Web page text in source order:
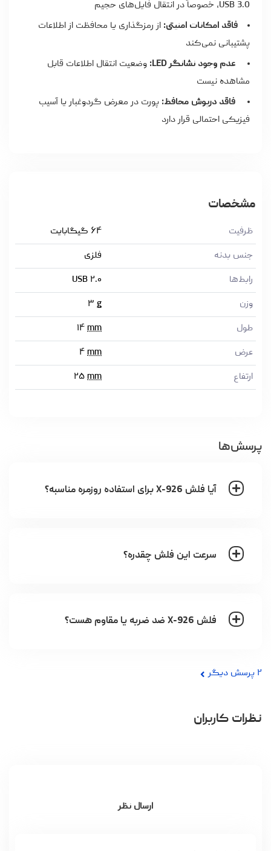
USB 3.0، خصوصاً در انتقال فایل‌های حجیم
فاقد امکانات امنیتی: از رمزگذاری یا محافظت از اطلاعات
پشتیبانی نمی‌کند
عدم وجود نشانگر LED:
وضعیت انتقال اطلاعات قابل
مشاهده نیست
فاقد درپوش محافظ: پورت در معرض گردوغبار یا آسیب
فیزیکی احتمالی قرار دارد
مشخصات
ظرفیت
۶۴ گیگابایت
جنس بدنه
فلزی
رابط‌ها
USB ۲.۰
وزن
۳ g
طول
۱۴ mm
عرض
۴ mm
ارتفاع
۲۵ mm
پرسش‌ها
آیا فلش X-926 برای استفاده روزمره مناسبه؟
سرعت این فلش چقدره؟
فلش X-926 ضد ضربه یا مقاوم هست؟
۲ پرسش دیگر
نظرات کاربران
ارسال نظر